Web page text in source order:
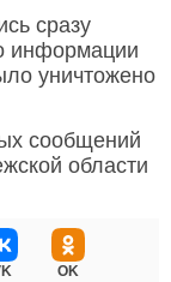
сразу
информации
уничтожено
сообщений
области
OK